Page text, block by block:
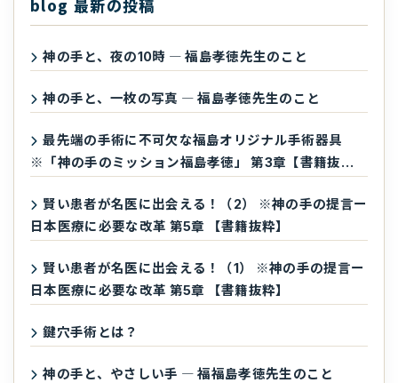
blog 最新の投稿
神の手と、夜の10時 ― 福島孝徳先生のこと
神の手と、一枚の写真 ― 福島孝徳先生のこと
最先端の手術に不可欠な福島オリジナル手術器具
※「神の手のミッション福島孝徳」 第3章【書籍抜
賢い患者が名医に出会える！（2） ※神の手の提言ー
日本医療に必要な改革 第5章 【書籍抜粋】
賢い患者が名医に出会える！（1） ※神の手の提言ー
日本医療に必要な改革 第5章 【書籍抜粋】
鍵穴手術とは？
神の手と、やさしい手 ― 福福島孝徳先生のこと